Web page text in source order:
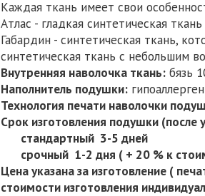
Каждая ткань имеет свои
Атлас - гладкая синтетическая
Габардин - синтетическая ткань,
синтетическая ткань с небольшим
Внутренняя наволочка ткань:
Наполнитель подушки:
Технология печати наволочки
Срок изготовления подушки
стандартный 3-5 дней
срочный 1-2 дня ( + 20 % к
Цена указана за изготовление (
стоимости изготовления